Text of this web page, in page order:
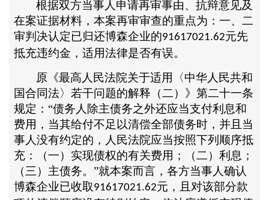
根据双方当事人申请再审事由、抗辩意见及
在案证据材料，本案再审审查的重点为：一、二
审判决认定已归还博森企业的91617021.62元先
抵充违约金，适用法律是否有误。
原《最高人民法院关于适用〈中华人民共和
国合同法〉若干问题的解释（二）》第二十一条
规定： “债务人除主债务之外还应当支付利息和
费用，当其给付不足以清偿全部债务时，并且当
事人没有约定的，人民法院应当按照下列顺序抵
充：（一）实现债权的有关费用；（二）利息；
（三）主债务。”就本案而言，各方当事人确认
博森企业已收取91617021.62元，且对该部分款